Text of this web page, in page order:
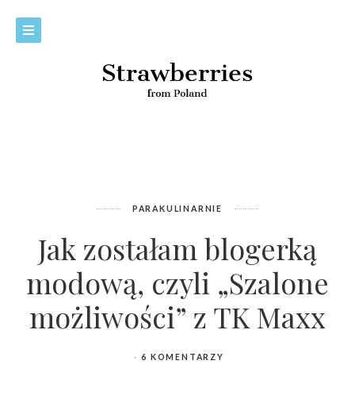
PARAKULINARNIE
Jak zostałam blogerką
modową, czyli „Szalone
możliwości” z TK Maxx
6 KOMENTARZY